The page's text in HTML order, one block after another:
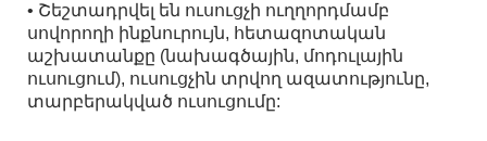
• Շեշտադրվել են ուսուցչի ուղղորդմամբ
սովորողի ինքնուրույն, հետազոտական
աշխատանքը (նախագծային, մոդուլային
ուսուցում), ուսուցչին տրվող ազատությունը,
տարբերակված ուսուցումը: